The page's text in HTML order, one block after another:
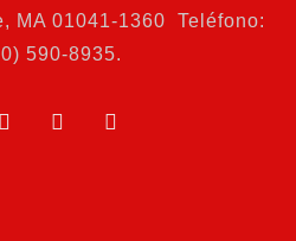
MA 01041-1360 Teléfono:
590-8935.